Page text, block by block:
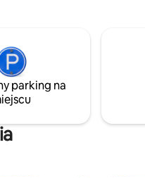
czemu można
parking na